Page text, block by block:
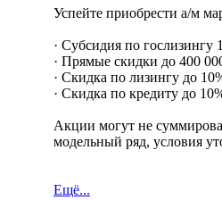
Успейте приобрести а/м
· Субсидия по гослизингу
· Прямые скидки до 400
· Скидка по лизингу до
· Скидка по кредиту до
Акции могут не
модельный ряд, условия
Ещё...